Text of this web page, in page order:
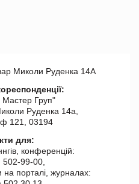
Миколи Руденка 14А
Груп"
Руденка 14а,
121, 03194
для:
конференцій:
99-00,
порталі, журналах: